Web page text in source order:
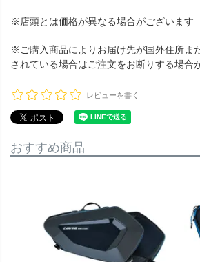
※店頭とは価格が異なる場合がございます
※ご購入商品によりお届け先が国外住所ま
されている場合はご注文をお断りする場合
レビューを書く
おすすめ商品